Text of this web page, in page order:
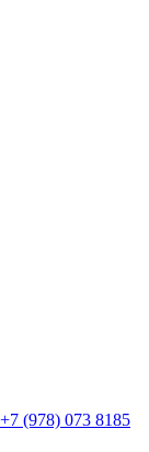
+7 (978) 073 8185